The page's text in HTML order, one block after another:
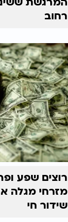
רחוב
רוצים שפע
מזרחי מגלה
שידור חי